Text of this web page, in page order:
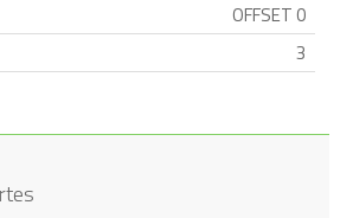
OFFSET 0
3